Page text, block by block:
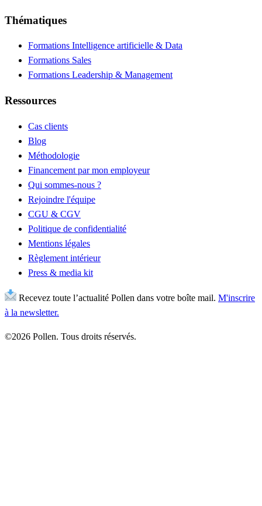
Thématiques
Formations Intelligence artificielle & Data
Formations Sales
Formations Leadership & Management
Ressources
Cas clients
Blog
Méthodologie
Financement par mon employeur
Qui sommes-nous ?
Rejoindre l'équipe
CGU & CGV
Politique de confidentialité
Mentions légales
Règlement intérieur
Press & media kit
Recevez toute l’actualité Pollen dans votre boîte mail. M'inscrire
à la newsletter.
©2026 Pollen. Tous droits réservés.